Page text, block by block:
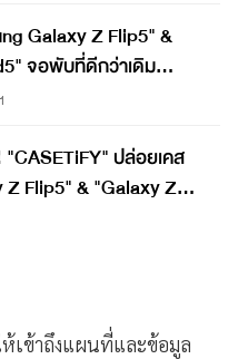
Galaxy Z Flip5" &
จอพับที่ดีกว่าเดิม
ปล่อยเคส
Flip5" & "Galaxy Z
เข้าถึงแผนที่และข้อมูล